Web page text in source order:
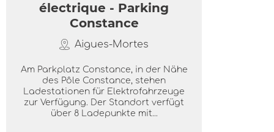
électrique - Parking
Constance
Aigues-Mortes
Am Parkplatz Constance, in der Nähe
des Pôle Constance, stehen
Ladestationen für Elektrofahrzeuge
zur Verfügung. Der Standort verfügt
über 8 Ladepunkte mit...